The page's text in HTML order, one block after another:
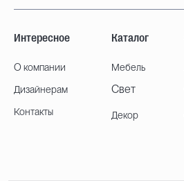
Интересное
О компании
Дизайнерам
Контакты
Каталог
Мебель
Свет
Декор